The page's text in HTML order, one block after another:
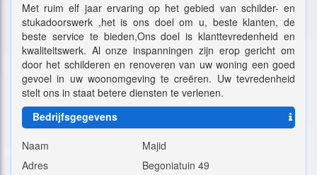
Met ruim elf jaar ervaring op het gebied van schilder- en
stukadoorswerk ,het is ons doel om u, beste klanten, de
beste service te bieden,Ons doel is klanttevredenheid en
kwaliteitswerk. Al onze inspanningen zijn erop gericht om
door het schilderen en renoveren van uw woning een goed
gevoel in uw woonomgeving te creëren. Uw tevredenheid
stelt ons in staat betere diensten te verlenen.
Bedrijfsgegevens
Naam
Majid
Adres
Begoniatuin 49